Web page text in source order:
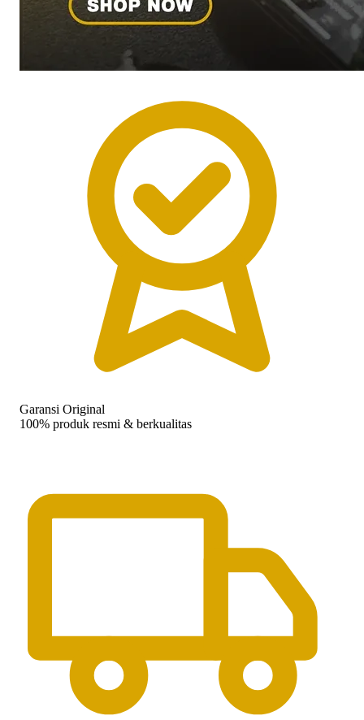
Garansi Original
100% produk resmi & berkualitas